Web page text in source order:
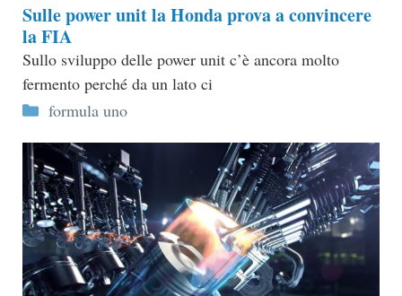
Sulle power unit la Honda prova a convincere
la FIA
Sullo sviluppo delle power unit c’è ancora molto
fermento perché da un lato ci
Categorie
formula uno